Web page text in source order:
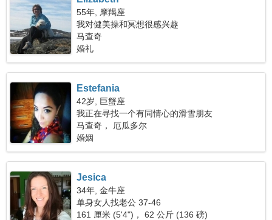
55年, 摩羯座
我对健美操和冥想很感兴趣
马查奇
婚礼
Estefania
42岁, 巨蟹座
我正在寻找一个有同情心的滑雪朋友
马查奇， 厄瓜多尔
婚姻
Jesica
34年, 金牛座
单身女人找老公 37-46
161 厘米 (5'4")， 62 公斤 (136 磅)